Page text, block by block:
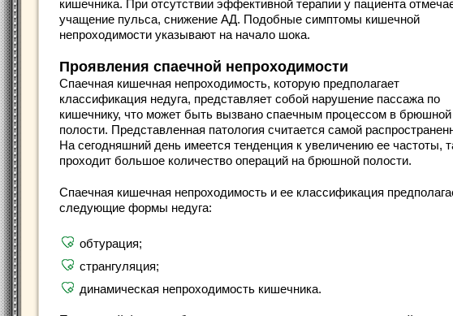
кишечника. При отсутствии эффективной терапии у пациента
учащение пульса, снижение АД. Подобные симптомы кишечной
непроходимости указывают на начало шока.
Проявления спаечной непроходимости
Спаечная кишечная непроходимость, которую предполагает
классификация недуга, представляет собой нарушение пассажа по
кишечнику, что может быть вызвано спаечным процессом в брюшной
полости. Представленная патология считается самой
На сегодняшний день имеется тенденция к увеличению ее частоты,
проходит большое количество операций на брюшной полости.
Спаечная кишечная непроходимость и ее классификация
следующие формы недуга:
обтурация;
странгуляция;
динамическая непроходимость кишечника.